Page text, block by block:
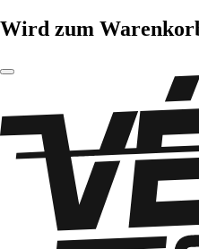
Wird zum